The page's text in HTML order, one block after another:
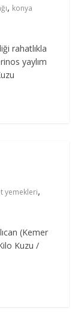
, konya
rahatlıkla
yaylım
yemekleri,
(Kemer
Kuzu /